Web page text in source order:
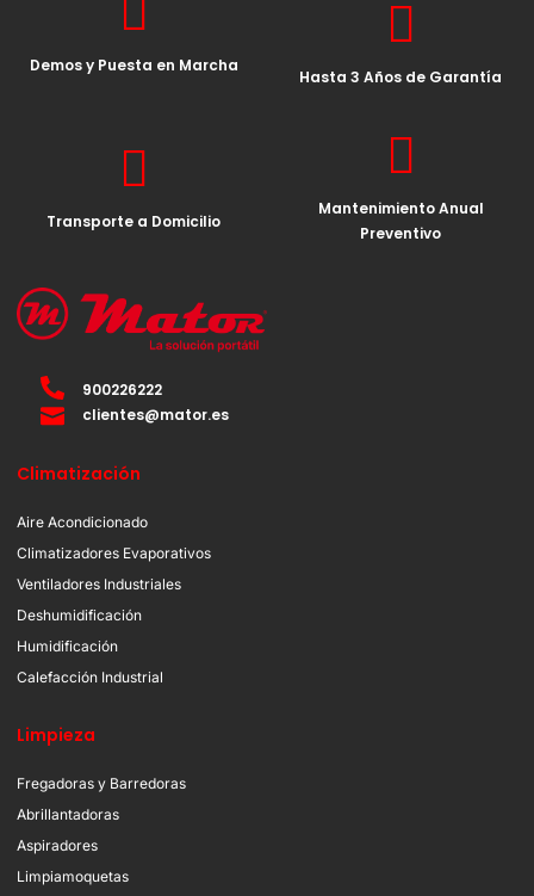
Demos y Puesta en Marcha
Hasta 3 Años de Garantía
Transporte a Domicilio
Mantenimiento Anual
Preventivo
900226222
clientes@mator.es
Climatización
Aire Acondicionado
Climatizadores Evaporativos
Ventiladores Industriales
Deshumidificación
Humidificación
Calefacción Industrial
Limpieza
Fregadoras y Barredoras
Abrillantadoras
Aspiradores
Limpiamoquetas